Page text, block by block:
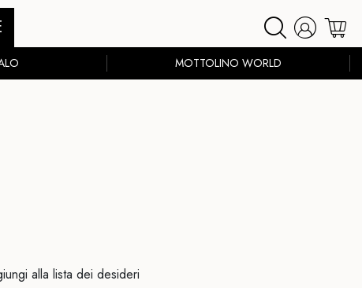
MOTTOLINO WORLD
alla lista dei desideri